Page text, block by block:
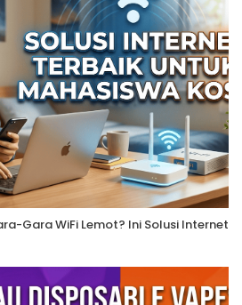
Gara WiFi Lemot? Ini Solusi Internet